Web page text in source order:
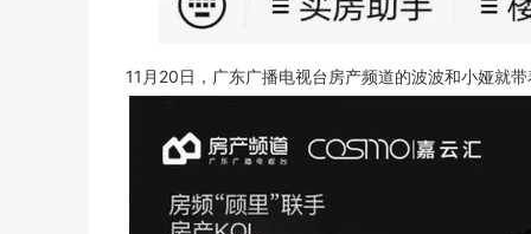
11月20日，广东广播电视台房产频道的波波和小娅就